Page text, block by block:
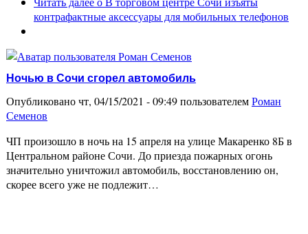
контрафактные аксессуары для мобильных телефонов
Ночью в Сочи сгорел автомобиль
Опубликовано чт, 04/15/2021 - 09:49 пользователемРоман
Семенов
ЧП произошло в ночь на 15 апреля на улице Макаренко 8Б в
Центральном районе Сочи. До приезда пожарных огонь
значительно уничтожил автомобиль, восстановлению он,
скорее всего уже не подлежит…